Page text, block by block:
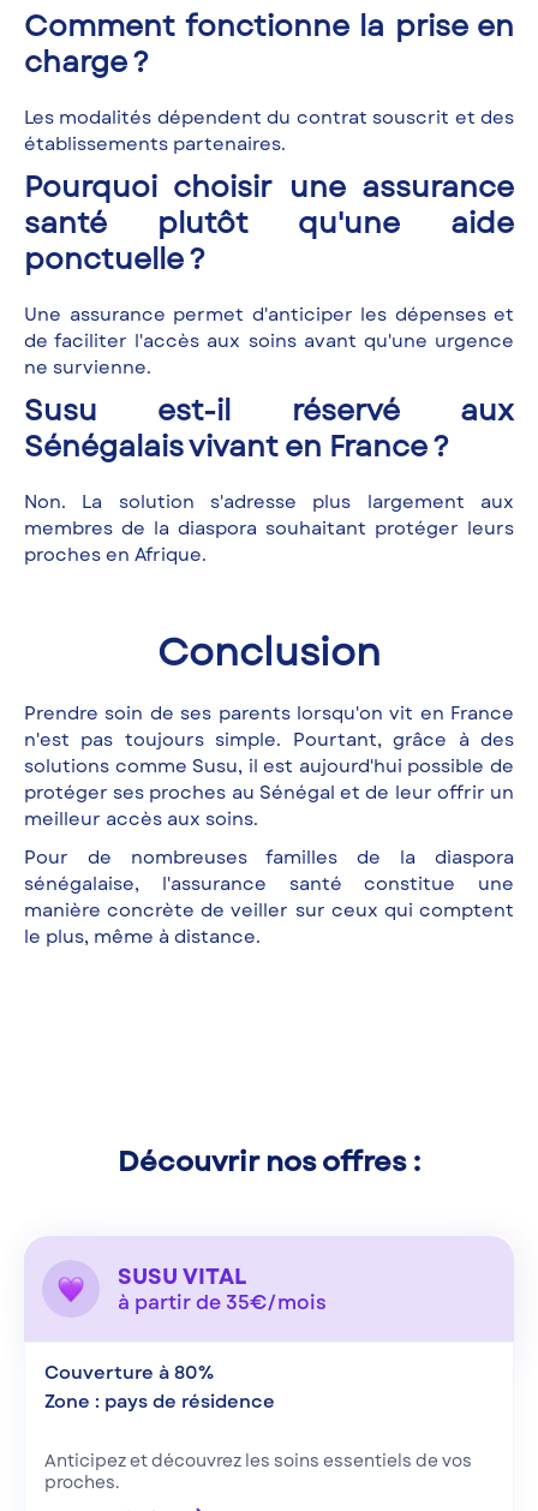
Comment fonctionne la prise en
charge ?
Les modalités dépendent du contrat souscrit et des
établissements partenaires.
Pourquoi choisir une assurance
santé plutôt qu'une aide
ponctuelle ?
Une assurance permet d'anticiper les dépenses et
de faciliter l'accès aux soins avant qu'une urgence
ne survienne.
Susu est-il réservé aux
Sénégalais vivant en France ?
Non. La solution s'adresse plus largement aux
membres de la diaspora souhaitant protéger leurs
proches en Afrique.
Conclusion
Prendre soin de ses parents lorsqu'on vit en France
n'est pas toujours simple. Pourtant, grâce à des
solutions comme Susu, il est aujourd'hui possible de
protéger ses proches au Sénégal et de leur offrir un
meilleur accès aux soins.
Pour de nombreuses familles de la diaspora
sénégalaise, l'assurance santé constitue une
manière concrète de veiller sur ceux qui comptent
le plus, même à distance.
Découvrir nos offres :
SUSU VITAL
à partir de 35€/mois
Couverture à 80%
Zone : pays de résidence
Anticipez et découvrez les soins essentiels de vos
proches.